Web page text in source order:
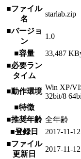
■ファイル
名
starlab.zip
■バージョ
ン
1.0
■容量
33,487
■必要ラン
タイム
■動作環境 Win XP/
32bit/8
■特徴
■推奨年齢 全年齢
■登録日
2017-11-12
■ファイル
更新日
2017-11-12